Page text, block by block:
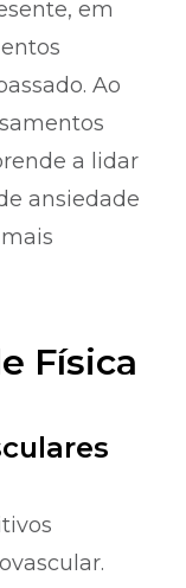
em
Ao
a lidar
ansiedade
Física